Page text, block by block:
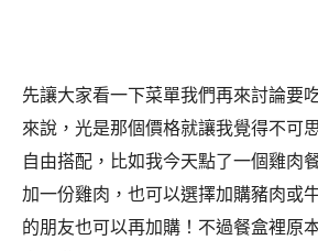
先讓大家看一下菜單我們再來討論要
來說，光是那個價格就讓我覺得不可
自由搭配，比如我今天點了一個雞肉
加一份雞肉，也可以選擇加購豬肉或
的朋友也可以再加購！不過餐盒裡原